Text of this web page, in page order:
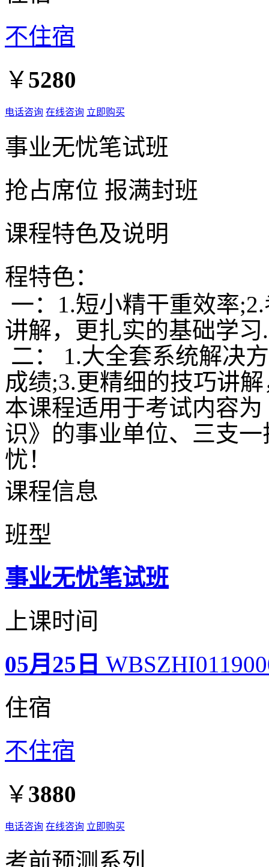
不住宿
￥5280
电话咨询 在线咨询 立即购买
事业无忧笔试班
抢占席位 报满封班
课程特色及说明
程特色：
一：1.短小精干重效率
讲解，更扎实的基础学习.
二： 1.大全套系统解决
成绩;3.更精细的技巧讲
本课程适用于考试内容
识》的事业单位、三支
忧！
课程信息
班型
事业无忧笔试班
上课时间
05月25日
住宿
不住宿
￥3880
电话咨询 在线咨询 立即购买
考前预测系列